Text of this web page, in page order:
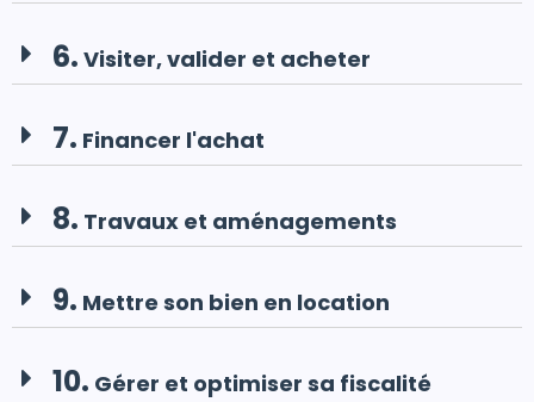
6. Visiter, valider et acheter
7. Financer l'achat
8. Travaux et aménagements
9. Mettre son bien en location
10. Gérer et optimiser sa fiscalité